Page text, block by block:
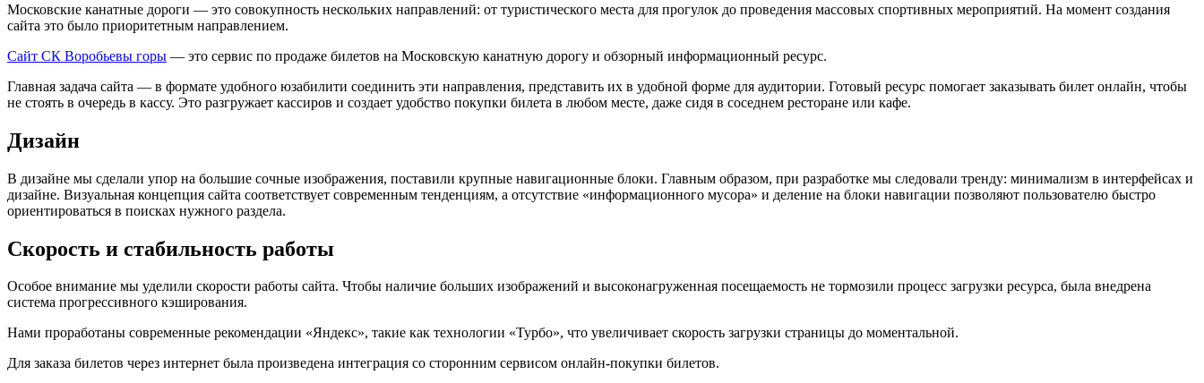
Московские канатные дороги — это совокупность нескольких направлений: от туристического места для прогулок до проведения массовых спортивных мероприятий. На момент создания
сайта это было приоритетным направлением.
Сайт СК Воробьевы горы — это сервис по продаже билетов на Московскую канатную дорогу и обзорный информационный ресурс.
Главная задача сайта — в формате удобного юзабилити соединить эти направления, представить их в удобной форме для аудитории. Готовый ресурс помогает заказывать билет онлайн, чтобы
не стоять в очередь в кассу. Это разгружает кассиров и создает удобство покупки билета в любом месте, даже сидя в соседнем ресторане или кафе.
Дизайн
В дизайне мы сделали упор на большие сочные изображения, поставили крупные навигационные блоки. Главным образом, при разработке мы следовали тренду: минимализм в интерфейсах и
дизайне. Визуальная концепция сайта соответствует современным тенденциям, а отсутствие «информационного мусора» и деление на блоки навигации позволяют пользователю быстро
ориентироваться в поисках нужного раздела.
Скорость и стабильность работы
Особое внимание мы уделили скорости работы сайта. Чтобы наличие больших изображений и высоконагруженная посещаемость не тормозили процесс загрузки ресурса, была внедрена
система прогрессивного кэширования.
Нами проработаны современные рекомендации «Яндекс», такие как технологии «Турбо», что увеличивает скорость загрузки страницы до моментальной.
Для заказа билетов через интернет была произведена интеграция со сторонним сервисом онлайн-покупки билетов.